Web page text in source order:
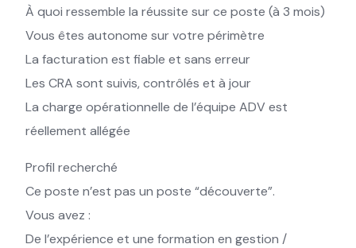
À quoi ressemble la réussite sur ce poste (à 3 mois)
Vous êtes autonome sur votre périmètre
La facturation est fiable et sans erreur
Les CRA sont suivis, contrôlés et à jour
La charge opérationnelle de l’équipe ADV est
réellement allégée
Profil recherché
Ce poste n’est pas un poste “découverte”.
Vous avez :
De l’expérience et une formation en gestion /